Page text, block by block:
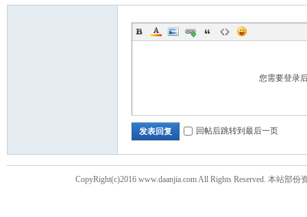
您需要登录
发表回复 回帖后跳转到最后一页
CopyRight(c)2016 www.daanjia.com All Rights Reserved. 本站